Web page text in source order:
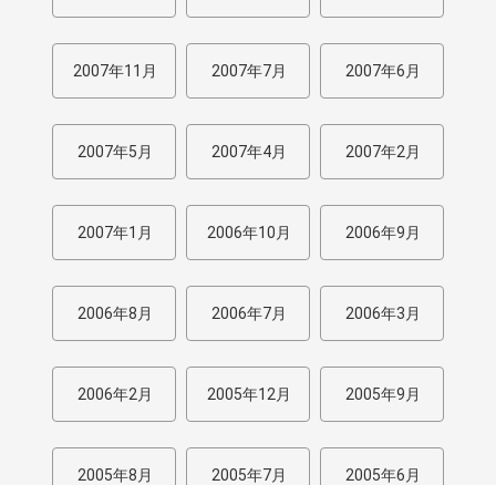
2007年11月 2007年7月 2007年6月
2007年5月 2007年4月 2007年2月
2007年1月 2006年10月 2006年9月
2006年8月 2006年7月 2006年3月
2006年2月 2005年12月 2005年9月
2005年8月 2005年7月 2005年6月